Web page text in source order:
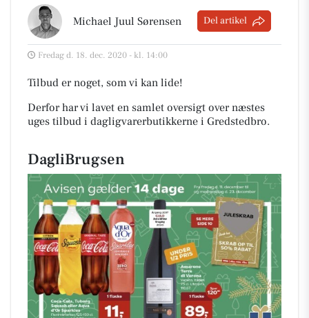
Michael Juul Sørensen Del artikel
Fredag d. 18. dec. 2020 - kl. 14:00
Tilbud er noget, som vi kan lide!
Derfor har vi lavet en samlet oversigt over næstes
uges tilbud i dagligvarerbutikkerne i Gredstedbro.
DagliBrugsen